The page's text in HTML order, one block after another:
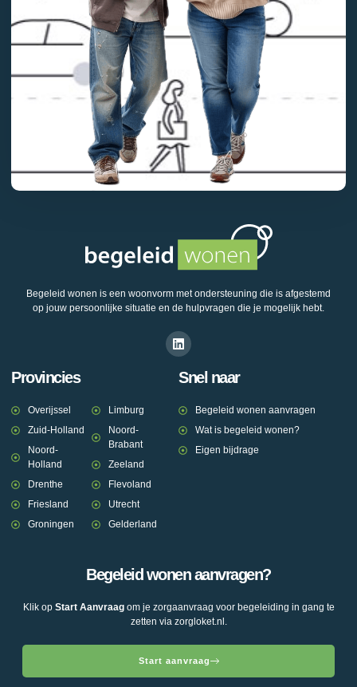
Begeleid wonen is een woonvorm met ondersteuning die is afgestemd
op jouw persoonlijke situatie en de hulpvragen die je mogelijk hebt.
Provincies
Overijssel
Zuid-Holland
Noord-
Holland
Drenthe
Friesland
Groningen
Limburg
Noord-
Brabant
Zeeland
Flevoland
Utrecht
Gelderland
Snel naar
Begeleid wonen aanvragen
Wat is begeleid wonen?
Eigen bijdrage
Begeleid wonen aanvragen?
Klik op Start Aanvraagom je zorgaanvraag voor begeleiding in gang te
zetten via zorgloket.nl.
Start aanvraag